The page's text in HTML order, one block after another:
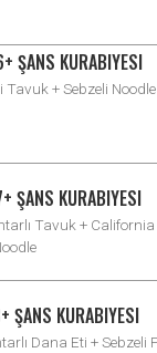
ŞANS KURABIYESI
Tavuk + Sebzeli
ŞANS KURABIYESI
Tavuk + California
ŞANS KURABIYESI
Dana Eti + Sebzeli